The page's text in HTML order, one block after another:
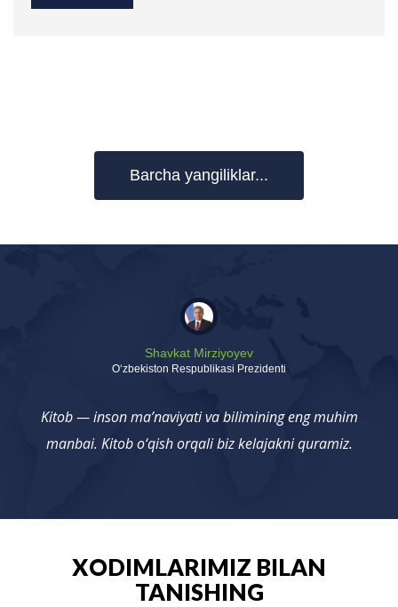
Barcha yangiliklar...
Shavkat Mirziyoyev
Oʻzbekiston Respublikasi Prezidenti
Kitob — inson ma’naviyati va bilimining eng muhim
manbai. Kitob o‘qish orqali biz kelajakni quramiz.
XODIMLARIMIZ BILAN
TANISHING